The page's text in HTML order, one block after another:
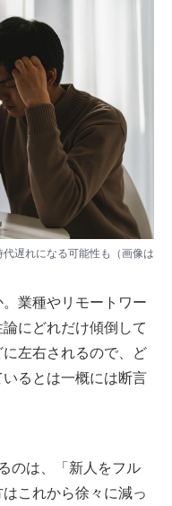
遅れになる可能性も（画像は
業種やリモートワー
にどれだけ傾倒して
左右されるので、ど
るとは一概には断言
のは、「新人をフル
これから徐々に減っ